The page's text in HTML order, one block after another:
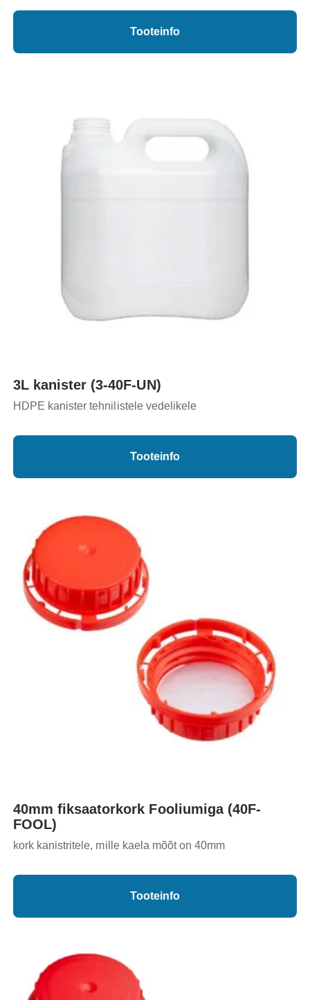
Tooteinfo
3L kanister (3-40F-UN)
HDPE kanister tehnilistele vedelikele
Tooteinfo
40mm fiksaatorkork Fooliumiga (40F-
FOOL)
kork kanistritele, mille kaela mõõt on 40mm
Tooteinfo